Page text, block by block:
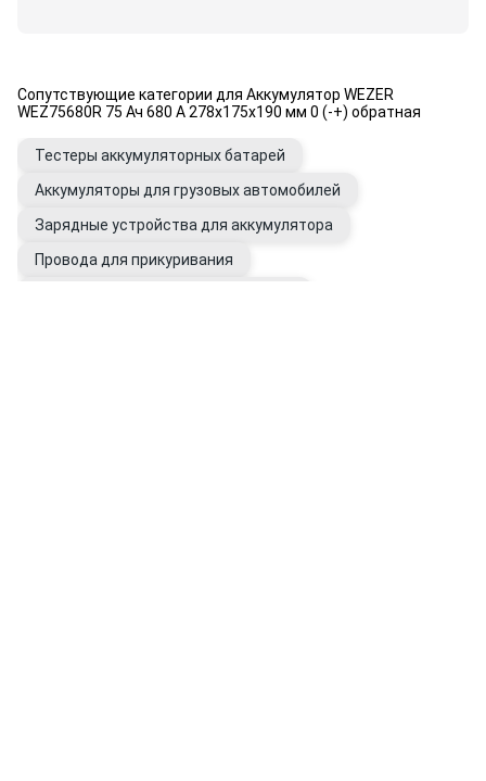
Сопутствующие категории для Аккумулятор WEZER
WEZ75680R 75 Ач 680 А 278x175x190 мм 0 (-+) обратная
Тестеры аккумуляторных батарей
Аккумуляторы для грузовых автомобилей
Зарядные устройства для аккумулятора
Провода для прикуривания